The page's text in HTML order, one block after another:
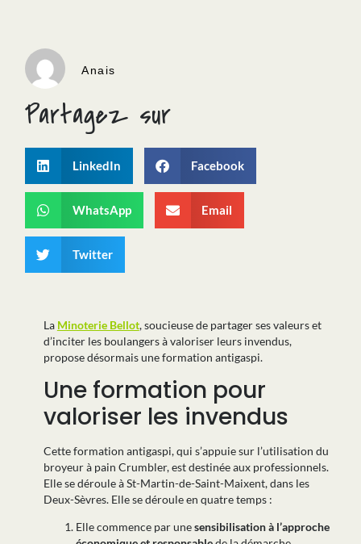
Anais
Partagez sur
LinkedIn Facebook
WhatsApp Email
Twitter
La Minoterie Bellot, soucieuse de partager ses valeurs et
d’inciter les boulangers à valoriser leurs invendus,
propose désormais une formation antigaspi.
Une formation pour
valoriser les invendus
Cette formation antigaspi, qui s’appuie sur l’utilisation du
broyeur à pain Crumbler, est destinée aux professionnels.
Elle se déroule à St-Martin-de-Saint-Maixent, dans les
Deux-Sèvres. Elle se déroule en quatre temps :
Elle commence par unesensibilisation à l’approche